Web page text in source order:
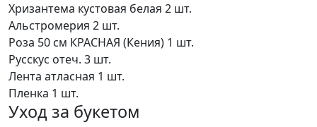
Хризантема кустовая белая 2 шт.
Альстромерия 2 шт.
Роза 50 см КРАСНАЯ (Кения) 1 шт.
Русскус отеч. 3 шт.
Лента атласная 1 шт.
Пленка 1 шт.
Уход за букетом